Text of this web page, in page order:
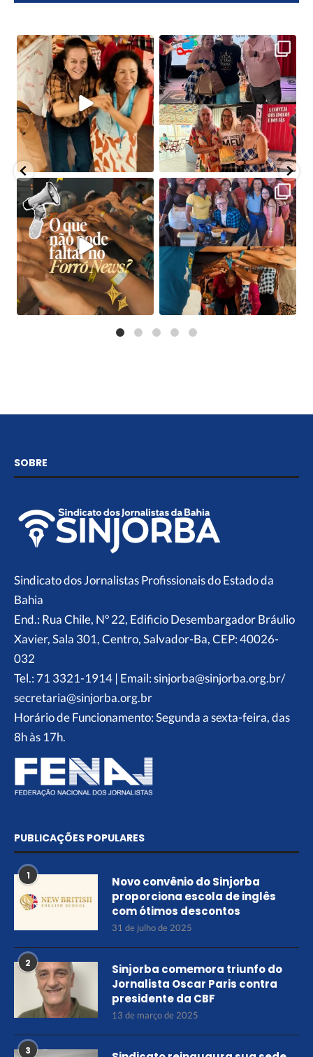
SOBRE
Sindicato dos Jornalistas Profissionais do Estado da
Bahia
End.: Rua Chile, Nº 22, Edificio Desembargador Bráulio
Xavier, Sala 301, Centro, Salvador-Ba, CEP: 40026-
032
Tel.: 71 3321-1914 | Email: sinjorba@sinjorba.org.br/
secretaria@sinjorba.org.br
Horário de Funcionamento: Segunda a sexta-feira, das
8h às 17h.
PUBLICAÇÕES POPULARES
1
Novo convênio do Sinjorba
proporciona escola de inglês
com ótimos descontos
31 de julho de 2025
2
Sinjorba comemora triunfo do
Jornalista Oscar Paris contra
presidente da CBF
13 de março de 2025
3